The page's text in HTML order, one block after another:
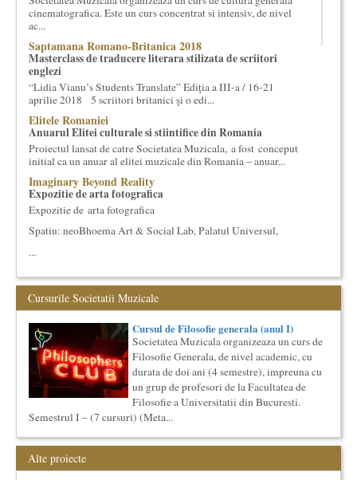
cinematografica. Este un curs concentrat si intensiv, de nivel
ac...
Saptamana Romano-Britanica 2018
Masterclass de traducere literara stilizata de scriitori
englezi
“Lidia Vianu’s Students Translate” Ediția a III-a / 16-21
aprilie 2018 5 scriitori britanici şi o edi...
Elitele Romaniei
Anuarul Elitei culturale si stiintifice din Romania
Proiectul lansat de catre Societatea Muzicala, a fost conceput
initial ca un anuar al elitei muzicale din Romania – anuar...
Imaginary Beyond Reality
Expozitie de arta fotografica
Expozitie de arta fotografica
Spatiu: neoBhoema Art & Social Lab, Palatul Universul,
...
Cursul de Muzica universala (anul I)
Societatea Muzicala organizeaza un curs de cultura generala
muzicala de nivel academic, in parteneriat cu Universitatea
Natio...
Locurile Culturii
Catalogul spatiilor in care se pot desfasura evenimente
culturale
Proiect lansat de catre Societatea Muzicala, conceput initial
pentru catalogarea spatiilor (interioare) din Bucuresti in care...
Masterclass vocal cu Lucas Meachem, editia a II-a (2018)
Lucas Meachem, marele bariton american, revenit in Romania
pentru a lua parte la editia a III-a a concertului The
Metropolita...
Ziua Internationala a Subtitrarii
Cursurile Societatii Muzicale
Cursul de Filosofie generala (anul I)
Societatea Muzicala organizeaza un curs de
Filosofie Generala, de nivel academic, cu
durata de doi ani (4 semestre), impreuna cu
un grup de profesori de la Facultatea de
Filosofie a Universitatii din Bucuresti.
Semestrul I – (7 cursuri) (Meta...
Alte proiecte